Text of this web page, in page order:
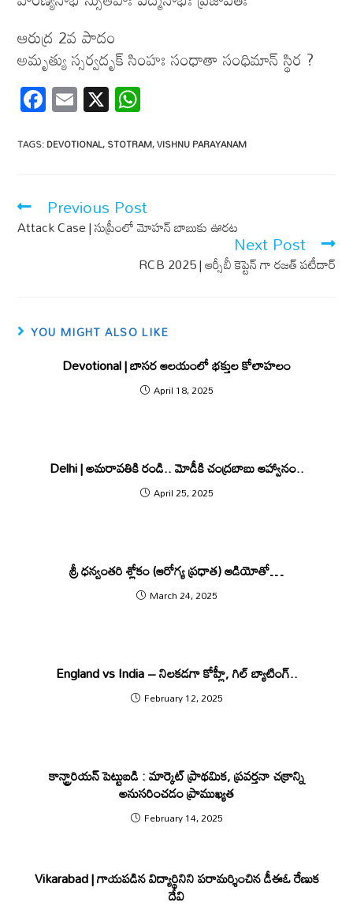
ఆరుద్ర 2వ పాదం
అమృత్యు స్సర్వదృక్ సింహః సంధాతా సంధిమాన్ స్థిర ?
F
ac
e
o
o
E
m
ail
X
at
A
p
p
TAGS:DEVOTIONAL,STOTRAM,VISHNU PARAYANAM
Previous Post
Attack Case | సుప్రీంలో మోహన్ బాబుకు ఊరట
Next Post
RCB 2025 | ఆర్సీబీ కెప్టెన్ గా రజత్ పటీదార్
YOU MIGHT ALSO LIKE
Devotional | బాసర ఆలయంలో భక్తుల కోలాహలం
April 18, 2025
Delhi | అమరావతికి రండి.. మోడీకి చంద్రబాబు ఆహ్వానం..
April 25, 2025
శ్రీ ధ‌న్వంత‌రి శ్లోకం (ఆరోగ్య ప్ర‌ధాత‌) ఆడియోతో…
March 24, 2025
England vs India – నిల‌క‌డ‌గా కోహ్లీ, గిల్ బ్యాటింగ్..
February 12, 2025
కాన్ట్రారియన్ పెట్టుబడి : మార్కెట్ ప్రాథమిక, ప్రవర్తనా చక్రాన్ని
అనుసరించడం ప్రాముఖ్యత
February 14, 2025
Vikarabad | గాయపడిన విద్యార్థినిని పరామర్శించిన డీఈఓ రేణుక
దేవి